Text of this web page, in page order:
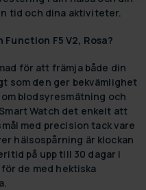
tid och dina aktiviteter.
F5 V2, Rosa?
för att främja både din
som den ger bekvämlighet
blodsyresmätning och
Watch det enkelt att
med precision tack vare
hälsospårning är klockan
på upp till 30 dagar i
de med hektiska